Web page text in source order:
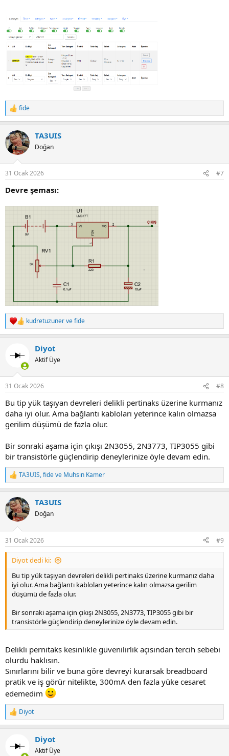
R
e
c
t
i
s
fide
TA3UIS
Doğan
31 Ocak 2026 #7
Devre şeması:
R
e
t
s
kudretuzunervefide
Diyot
Aktif Üye
31 Ocak 2026 #8
Bu tip yük taşıyan devreleri delikli pertinaks üzerine kurmanız
daha iyi olur. Ama bağlantı kabloları yeterince kalın olmazsa
gerilim düşümü de fazla olur.
Bir sonraki aşama için çıkışı 2N3055, 2N3773, TIP3055 gibi
bir transistörle güçlendirip deneylerinize öyle devam edin.
R
e
c
t
i
s
:
TA3UIS,fideve Muhsin Kamer
TA3UIS
Doğan
31 Ocak 2026 #9
Diyot dedi ki:
Bu tip yük taşıyan devreleri delikli pertinaks üzerine kurmanız daha
iyi olur. Ama bağlantı kabloları yeterince kalın olmazsa gerilim
düşümü de fazla olur.
Bir sonraki aşama için çıkışı 2N3055, 2N3773, TIP3055 gibi bir
transistörle güçlendirip deneylerinize öyle devam edin.
Delikli pernitaks kesinlikle güvenilirlik açısından tercih sebebi
olurdu haklısın.
Sınırlarını bilir ve buna göre devreyi kurarsak breadboard
pratik ve iş görür nitelikte, 300mA den fazla yüke cesaret
edemedim
R
e
t
Diyot
Diyot
Aktif Üye